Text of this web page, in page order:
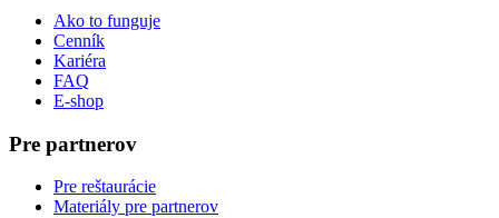
Ako to funguje
Cenník
Kariéra
FAQ
E-shop
Pre partnerov
Pre reštaurácie
Materiály pre partnerov